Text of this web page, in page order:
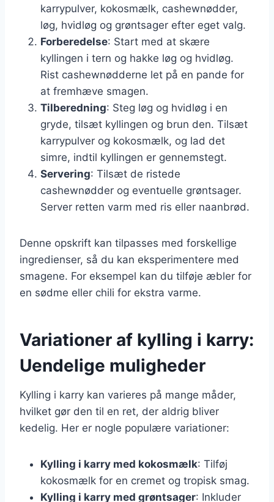
karrypulver, kokosmælk, cashewnødder,
løg, hvidløg og grøntsager efter eget valg.
Forberedelse: Start med at skære
kyllingen i tern og hakke løg og hvidløg.
Rist cashewnødderne let på en pande for
at fremhæve smagen.
Tilberedning: Steg løg og hvidløg i en
gryde, tilsæt kyllingen og brun den. Tilsæt
karrypulver og kokosmælk, og lad det
simre, indtil kyllingen er gennemstegt.
Servering: Tilsæt de ristede
cashewnødder og eventuelle grøntsager.
Server retten varm med ris eller naanbrød.
Denne opskrift kan tilpasses med forskellige
ingredienser, så du kan eksperimentere med
smagene. For eksempel kan du tilføje æbler for
en sødme eller chili for ekstra varme.
Variationer af kylling i karry:
Uendelige muligheder
Kylling i karry kan varieres på mange måder,
hvilket gør den til en ret, der aldrig bliver
kedelig. Her er nogle populære variationer:
Kylling i karry med kokosmælk: Tilføj
kokosmælk for en cremet og tropisk smag.
Kylling i karry med grøntsager: Inkluder